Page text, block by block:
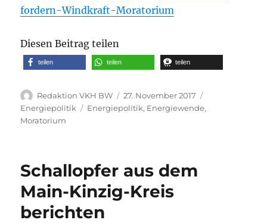
fordern-Windkraft-Moratorium
Diesen Beitrag teilen
teilen teilen teilen
Autor
Redaktion VKH BW
Veröffentlicht
am
27. November 2017
Energiepolitik
Schlagwörter
Energiepolitik, Energiewende,
Moratorium
Schallopfer aus dem
Main-Kinzig-Kreis
berichten